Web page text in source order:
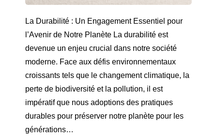
La Durabilité : Un Engagement Essentiel pour
l’Avenir de Notre Planète La durabilité est
devenue un enjeu crucial dans notre société
moderne. Face aux défis environnementaux
croissants tels que le changement climatique, la
perte de biodiversité et la pollution, il est
impératif que nous adoptions des pratiques
durables pour préserver notre planète pour les
générations…